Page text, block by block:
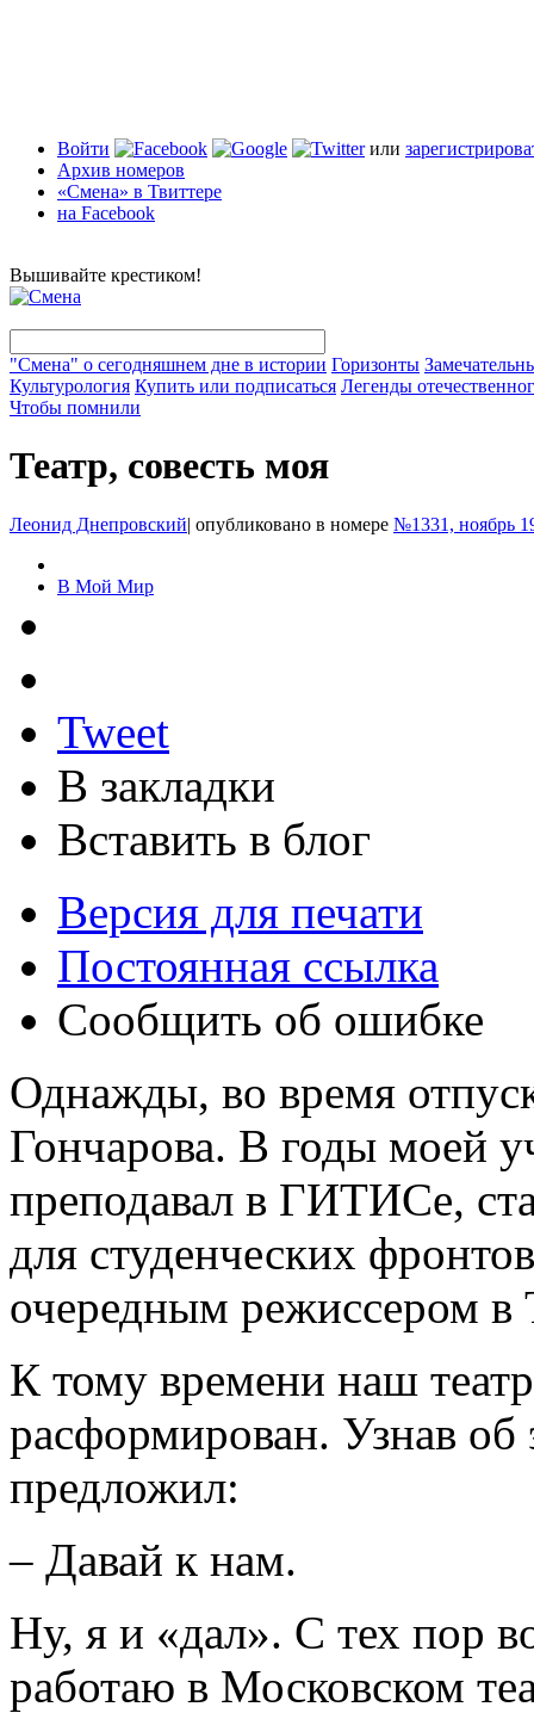
Войти или
Архив номеров
«Смена» в Твиттере
на Facebook
Вышивайте крестиком!
"Смена" о сегодняшнем дне в истории Горизонты
Культурология Купить или подписаться Легенды
Чтобы помнили
Театр, совесть моя
Леонид Днепровский| опубликовано в номере №1331, ноябрь
В Мой Мир
Tweet
В закладки
Вставить в блог
Версия для печати
Постоянная ссылка
Сообщить об ошибке
Однажды, во время
Гончарова. В годы моей
преподавал в ГИТИСе,
для студенческих
очередным режиссером в
К тому времени наш
расформирован. Узнав об
предложил:
– Давай к нам.
Ну, я и «дал». С тех пор
работаю в Московском